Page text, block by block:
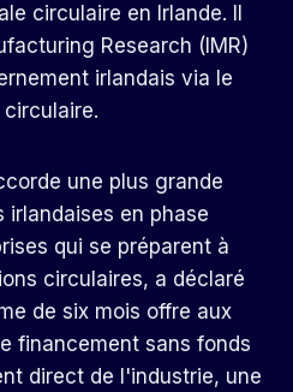
circulaire en Irlande. Il
Research (IMR)
irlandais via le
circulaire.
une plus grande
en phase
qui se préparent à
circulaires, a déclaré
de six mois offre aux
financement sans fonds
direct de l'industrie, une